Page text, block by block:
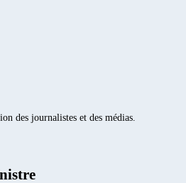
des journalistes et des médias.